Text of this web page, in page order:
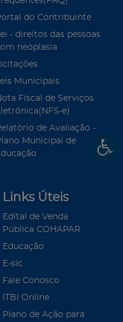
do Contribuinte
Lei - direitos das pessoas
neoplasia
Licitações
Leis Municipais
Fiscal de Serviços
e)
de Avaliação -
Municipal de
Links Úteis
Edital de Venda
Pública COHAPAR
Educação
E-sic
Fale Conosco
ITBI Online
Plano de Ação para